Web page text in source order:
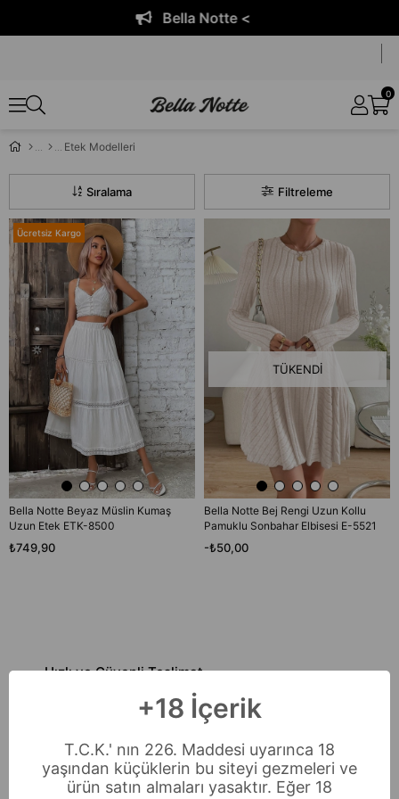
Bella Notte <
0
Etek Modelleri
Filtreleme
Sıralama
Bella Notte Beyaz Müslin Kumaş
Uzun Etek ETK-8500
₺749,90
Ücretsiz Kargo
TÜKENDI
Bella Notte Bej Rengi Uzun Kollu
Pamuklu Sonbahar Elbisesi E-5521
-₺50,00
Hızlı ve Güvenli Teslimat
Güveninizi kazanmak zorundayız. Ve
bir o kadar da hızlı olmalıyız.
Uluslararası güvenlik standartlarıyla
Verileriniz güvende
Müşteri Memnuniyeti
+18 İçerik
T.C.K.' nın 226. Maddesi uyarınca 18
yaşından küçüklerin bu siteyi gezmeleri ve
ürün satın almaları yasaktır. Eğer 18